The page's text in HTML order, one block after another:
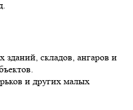
зданий, складов, ангаров и
и других малых